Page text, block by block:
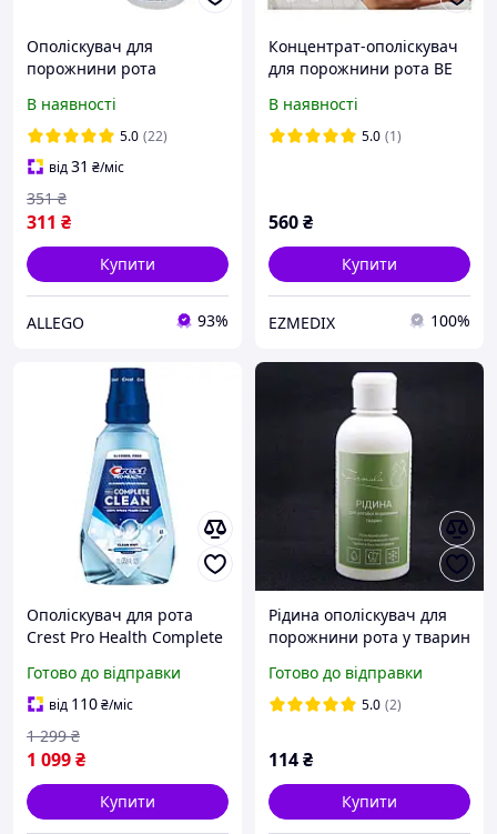
Ополіскувач для
порожнини рота
гіалуроновою кислотою
500мл
В наявності
5.0 (22)
від31 ₴/міс
311 ₴
351 ₴
Купити
ALLEGO 93%
Концентрат-ополіскувач
для порожнини рота BE
універсальний
В наявності
5.0 (1)
560₴
Купити
EZMEDIX 100%
Ополіскувач для рота
Crest Pro Health Complete
Mint, 1л
Готово до відправки
від 110₴/міс
1 099₴
1 299 ₴
Купити
Рідина ополіскувач для
порожнини рота у тварин
Готово до відправки
5.0 (2)
114₴
Купити